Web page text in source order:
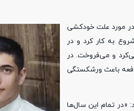
مورد علت خودکشی
شروع به کار کرد و در
و می‌فروخت. در
باعث ورشکستگی
تمام این سال‌ها